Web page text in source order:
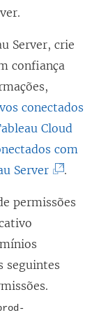
Server, crie
confiança
conectados
Cloud
com
Server(
.
permissões
seguintes